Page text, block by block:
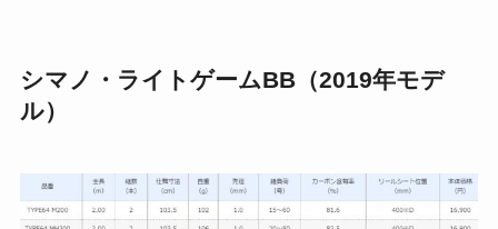
シマノ・ライトゲームBB（2019年モデ
ル）